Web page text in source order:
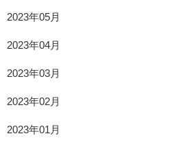
2023年05月
2023年04月
2023年03月
2023年02月
2023年01月